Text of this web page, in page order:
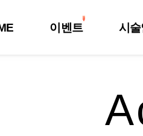
이벤트 시술